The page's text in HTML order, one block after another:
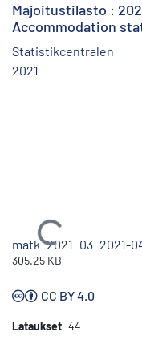
Majoitustilasto :
Accommodation
Statistikcentralen
2021
Ladataan...
matk_2021_03_2021-
305.25 KB
CC BY 4.0
Lataukset 44